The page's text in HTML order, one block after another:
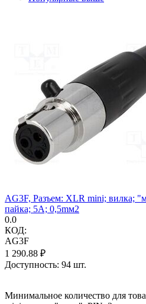
AG3F, Разъем: XLR mini; вилка;
пайка; 5А; 0,5mм2
0.0
КОД:
AG3F
1 290.88 ₽
Доступность: 94 шт.
Минимальное количество для